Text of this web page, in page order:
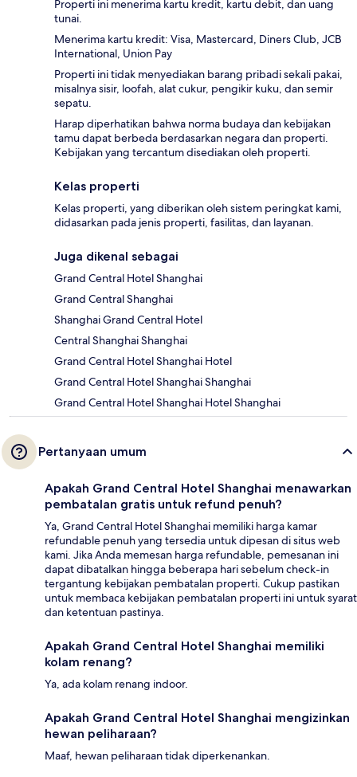
Properti ini menerima kartu kredit, kartu debit, dan uang
tunai.
Menerima kartu kredit: Visa, Mastercard, Diners Club, JCB
International, Union Pay
Properti ini tidak menyediakan barang pribadi sekali pakai,
misalnya sisir, loofah, alat cukur, pengikir kuku, dan semir
sepatu.
Harap diperhatikan bahwa norma budaya dan kebijakan
tamu dapat berbeda berdasarkan negara dan properti.
Kebijakan yang tercantum disediakan oleh properti.
Kelas properti
Kelas properti, yang diberikan oleh sistem peringkat kami,
didasarkan pada jenis properti, fasilitas, dan layanan.
Juga dikenal sebagai
Grand Central Hotel Shanghai
Grand Central Shanghai
Shanghai Grand Central Hotel
Central Shanghai Shanghai
Grand Central Hotel Shanghai Hotel
Grand Central Hotel Shanghai Shanghai
Grand Central Hotel Shanghai Hotel Shanghai
Pertanyaan umum
Apakah Grand Central Hotel Shanghai menawarkan
pembatalan gratis untuk refund penuh?
Ya, Grand Central Hotel Shanghai memiliki harga kamar
refundable penuh yang tersedia untuk dipesan di situs web
kami. Jika Anda memesan harga refundable, pemesanan ini
dapat dibatalkan hingga beberapa hari sebelum check-in
tergantung kebijakan pembatalan properti. Cukup pastikan
untuk membaca kebijakan pembatalan properti ini untuk syarat
dan ketentuan pastinya.
Apakah Grand Central Hotel Shanghai memiliki
kolam renang?
Ya, ada kolam renang indoor.
Apakah Grand Central Hotel Shanghai mengizinkan
hewan peliharaan?
Maaf, hewan peliharaan tidak diperkenankan.